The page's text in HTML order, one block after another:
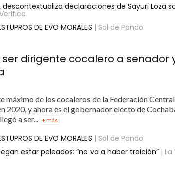
descontextualiza declaraciones de Sayuri Loza
DE EVO MORALES | Sol de Pando
ser dirigente cocalero a
máximo de los cocaleros de la Federación
2020, y ahora es el gobernador electo de
a ser... + más
DE EVO MORALES | Sol de Pando
estar peleados: “no va a haber traición” |